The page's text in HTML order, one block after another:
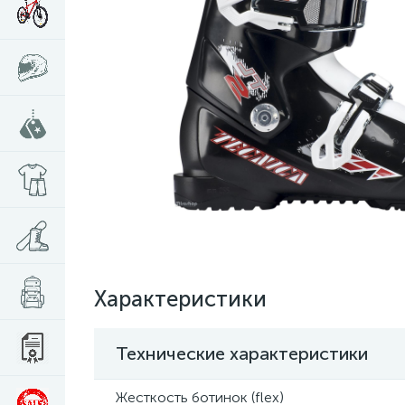
Характеристики
Технические характеристики
Жесткость ботинок (flex)